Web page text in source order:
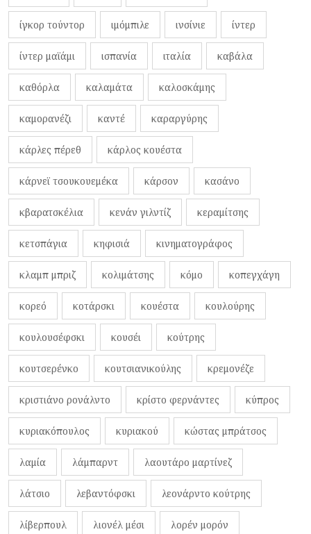
ίγκορ τούντορ ιμόμπιλε ινσίνιε ίντερ
ίντερ μαϊάμι ισπανία ιταλία καβάλα
καθόρλα καλαμάτα καλοσκάμης
καμορανέζι καντέ καραργύρης
κάρλες πέρεθ κάρλος κουέστα
κάρνεϊ τσουκουεμέκα κάρσον κασάνο
κβαρατσκέλια κενάν γιλντίζ κεραμίτσης
κετσπάγια κηφισιά κινηματογράφος
κλαμπ μπριζ κολιμάτσης κόμο κοπεγχάγη
κορεό κοτάρσκι κουέστα κουλούρης
κουλουσέφσκι κουσέι κούτρης
κουτσερένκο κουτσιανικούλης κρεμονέζε
κριστιάνο ρονάλντο κρίστο φερνάντες κύπρος
κυριακόπουλος κυριακού κώστας μπράτσος
λαμία λάμπαρντ λαουτάρο μαρτίνεζ
λάτσιο λεβαντόφσκι λεονάρντο κούτρης
λίβερπουλ λιονέλ μέσι λορέν μορόν